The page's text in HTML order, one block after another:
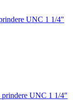
UNC 1 1/4"
prindere UNC 1 1/4"